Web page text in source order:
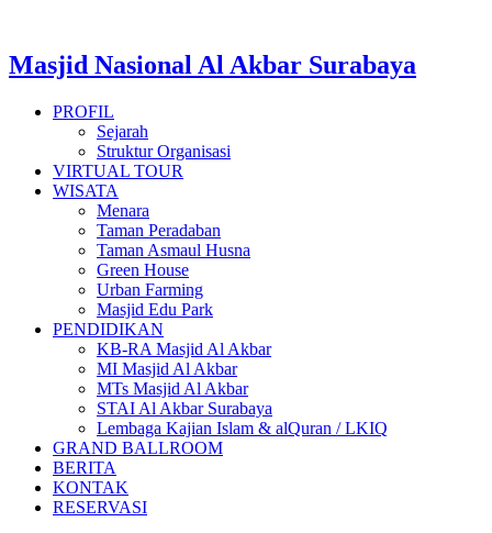
konten
Masjid Nasional Al Akbar Surabaya
PROFIL
Sejarah
Struktur Organisasi
VIRTUAL TOUR
WISATA
Menara
Taman Peradaban
Taman Asmaul Husna
Green House
Urban Farming
Masjid Edu Park
PENDIDIKAN
KB-RA Masjid Al Akbar
MI Masjid Al Akbar
MTs Masjid Al Akbar
STAI Al Akbar Surabaya
Lembaga Kajian Islam & alQuran / LKIQ
GRAND BALLROOM
BERITA
KONTAK
RESERVASI